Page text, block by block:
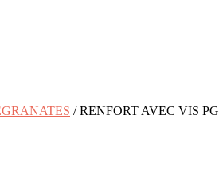
/ RENFORT AVEC VIS PG